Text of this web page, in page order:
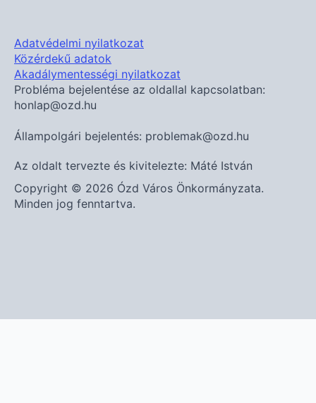
Adatvédelmi nyilatkozat
Közérdekű adatok
Akadálymentességi nyilatkozat
Probléma bejelentése az oldallal kapcsolatban:
honlap@ozd.hu
Állampolgári bejelentés: problemak@ozd.hu
Az oldalt tervezte és kivitelezte: Máté István
Copyright © 2026 Ózd Város Önkormányzata.
Minden jog fenntartva.